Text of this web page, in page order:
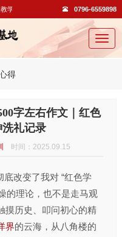
活动。 0796-6559898
切
换
得
字左右作文｜红色
礼记录
时间：2025.09.15
底改变了我对 “红色学
的理论，也不是走马观
摸历史、叩问初心的精
界的云海，从八角楼的